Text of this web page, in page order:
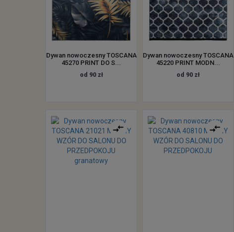
Dywan nowoczesny TOSCANA
45270 PRINT DO S...
od 90 zł
Dywan nowoczesny TOSCANA
45220 PRINT MODN...
od 90 zł